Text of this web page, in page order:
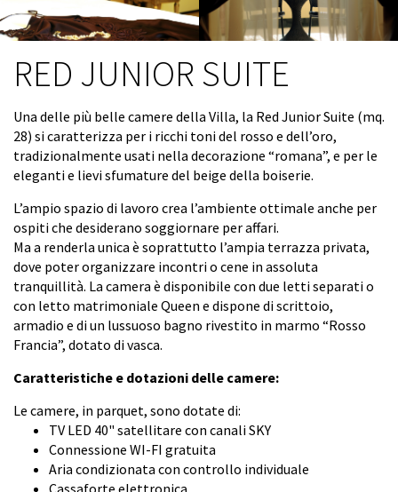
RED JUNIOR SUITE
Una delle più belle camere della Villa, la Red Junior Suite (mq.
28) si caratterizza per i ricchi toni del rosso e dell’oro,
tradizionalmente usati nella decorazione “romana”, e per le
eleganti e lievi sfumature del beige della boiserie.
L’ampio spazio di lavoro crea l’ambiente ottimale anche per
ospiti che desiderano soggiornare per affari.
Ma a renderla unica è soprattutto l’ampia terrazza privata,
dove poter organizzare incontri o cene in assoluta
tranquillità. La camera è disponibile con due letti separati o
con letto matrimoniale Queen e dispone di scrittoio,
armadio e di un lussuoso bagno rivestito in marmo “Rosso
Francia”, dotato di vasca.
Caratteristiche e dotazioni delle camere:
Le camere, in parquet, sono dotate di:
TV LED 40" satellitare con canali SKY
Connessione WI-FI gratuita
Aria condizionata con controllo individuale
Cassaforte elettronica
I suddetti trattamenti potranno essere eseguiti
usando supporti cartacei o informatici e/o telematici
anche ad opera di terzi per i quali la conoscenza dei
Suoi dati personali risulti necessaria o comunque
Società; in ogni caso il trattamento avverrà con
modalità idonee a garantirne la sicurezza e la
riservatezza. Il Titolare del trattamento dei suoi dati
personali è Hotel Villa Duse - Via Alamanno Morelli, 1
- 00197 Roma, C.F. - P.IVA 0658980100
In relazione al trattamento dei Suoi dati, Lei potrà
esercitare i diritti previsti dall'art. 13 della suddetta
Legge 675/96 che, per comodità, Le riportiamo qui di
seguito:
Articolo 13 (Diritti dell'interessato) 1. In relazione al
trattamento di dati personali l'interessato ha diritto:
a) di conoscere, mediante accesso gratuito al
registro di cui all'art. 31, comma 1, lettera a),
riguardarlo; b) di essere informato su quanto
indicato all'art. 7, comma 4, lettere a), b) e h); c) di
ottenere a cura del titolare o del responsabile senza
ritardo: 1) la conferma dell'esistenza o meno di dati